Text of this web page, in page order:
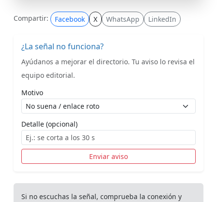
Compartir: Facebook X WhatsApp LinkedIn
¿La señal no funciona?
Ayúdanos a mejorar el directorio. Tu aviso lo revisa el
equipo editorial.
Motivo
Detalle (opcional)
Enviar aviso
Si no escuchas la señal, comprueba la conexión y